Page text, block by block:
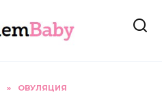
» ОВУЛЯЦИЯ